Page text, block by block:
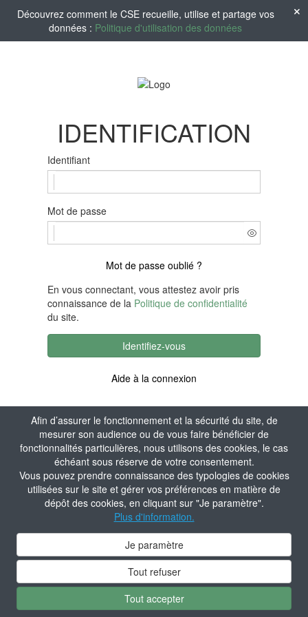
Afin d’assurer le fonctionnement et la sécurité du site, de
mesurer son audience ou de vous faire bénéficier de
fonctionnalités particulières, nous utilisons des cookies, le cas
échéant sous réserve de votre consentement.
Vous pouvez prendre connaissance des typologies de cookies
utilisées sur le site et gérer vos préférences en matière de
dépôt des cookies, en cliquant sur "Je paramètre".
Plus d'information.
Je paramètre
Tout refuser
Tout accepter
Découvrez comment le CSE recueille, utilise et partage vos
données : Politique d'utilisation des données
IDENTIFICATION
Identifiant
Mot de passe
Mot de passe oublié ?
En vous connectant, vous attestez avoir pris
connaissance de la Politique de confidentialité
du site.
Identifiez-vous
Aide à la connexion